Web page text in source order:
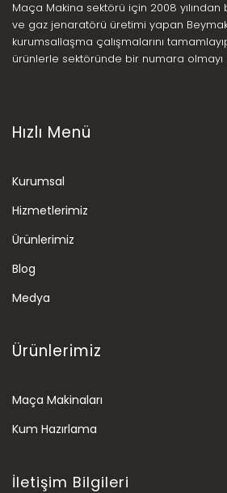
Maça Makina sektörü için 2008
ve gaz jenaratörü üretimi yapan
kurumsallaşma çalışmalarını
ürünlerle sektöründe bir numara olmayı
Hızlı Menü
Kurumsal
Hizmetlerimiz
Ürünlerimiz
Blog
Medya
Ürünlerimiz
Maça Makinaları
Kum Hazırlama
İletişim Bilgileri